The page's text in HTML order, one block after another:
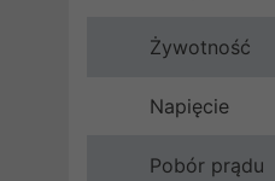
Żywotność
Napięcie
Pobór prądu